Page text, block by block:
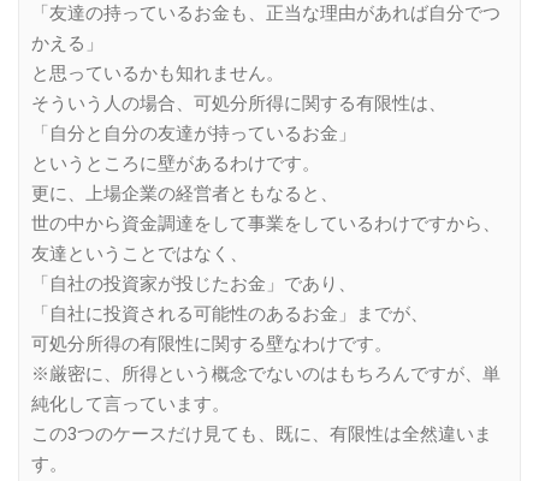
「友達の持っているお金も、正当な理由があれば自分でつ
かえる」
と思っているかも知れません。
そういう人の場合、可処分所得に関する有限性は、
「自分と自分の友達が持っているお金」
というところに壁があるわけです。
更に、上場企業の経営者ともなると、
世の中から資金調達をして事業をしているわけですから、
友達ということではなく、
「自社の投資家が投じたお金」であり、
「自社に投資される可能性のあるお金」までが、
可処分所得の有限性に関する壁なわけです。
※厳密に、所得という概念でないのはもちろんですが、単
純化して言っています。
この3つのケースだけ見ても、既に、有限性は全然違いま
す。